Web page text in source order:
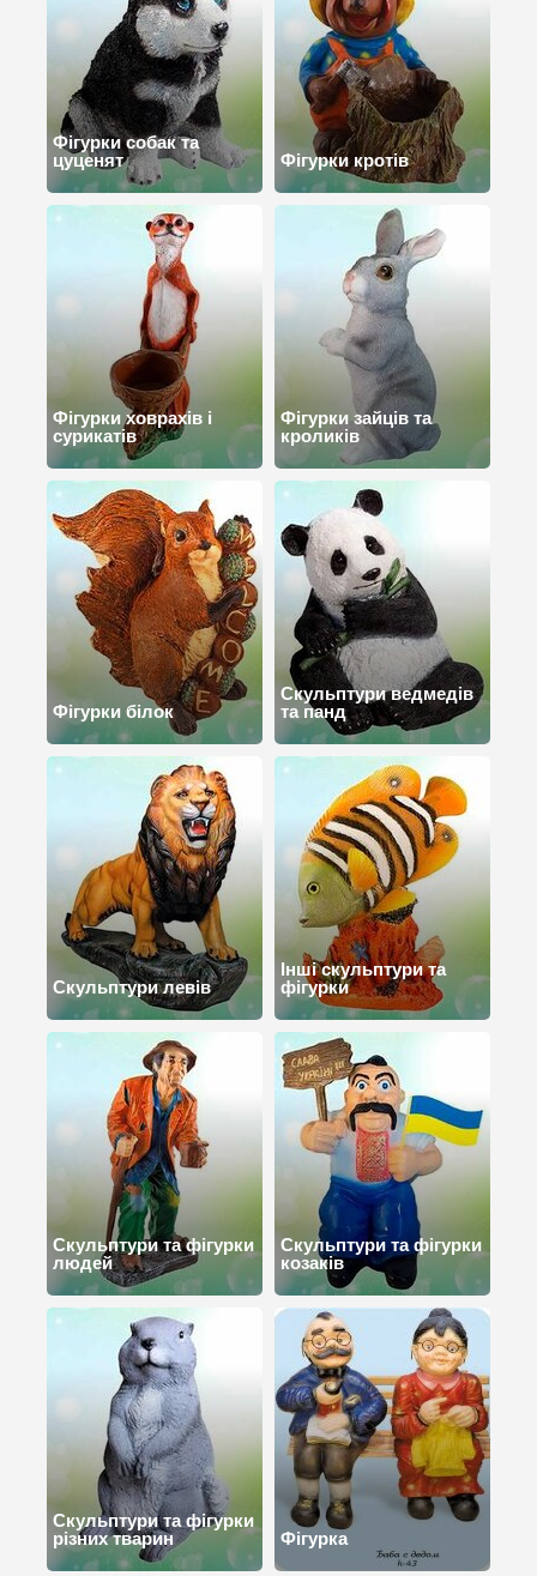
Фігурки собак та
цуценят
Фігурки кротів
Фігурки ховрахів і
сурикатів
Фігурки зайців та
кроликів
Фігурки білок
Скульптури ведмедів
та панд
Скульптури левів
Інші скульптури та
фігурки
Скульптури та фігурки
людей
Скульптури та фігурки
козаків
Скульптури та фігурки
різних тварин
Фігурка